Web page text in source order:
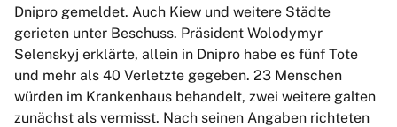
Dnipro gemeldet. Auch Kiew und weitere Städte
gerieten unter Beschuss. Präsident Wolodymyr
Selenskyj erklärte, allein in Dnipro habe es fünf Tote
und mehr als 40 Verletzte gegeben. 23 Menschen
würden im Krankenhaus behandelt, zwei weitere galten
zunächst als vermisst. Nach seinen Angaben richteten